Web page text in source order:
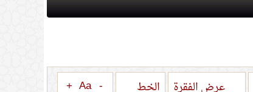
عرض الفقرة الخط -
Aa
+